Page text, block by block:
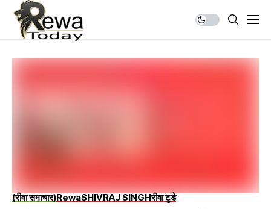
(रीवा समाचार)RewaSHIVRAJ SINGHरीवा टुडे